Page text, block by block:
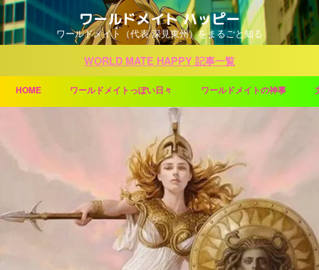
ワールドメイト ハッピー
ワールドメイト（代表 深見東州）をまるごと知る
WORLD MATE HAPPY 記事一覧
HOME ワールドメイトっぽい日々 ワールドメイトの神事